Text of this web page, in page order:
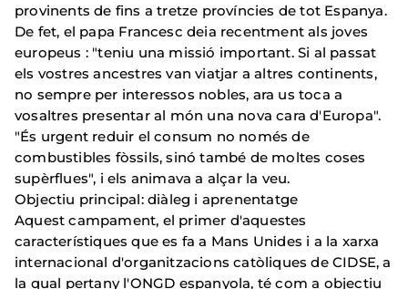
provinents de fins a tretze províncies de tot Espanya.
De fet, el papa Francesc deia recentment als joves
europeus : "teniu una missió important. Si al passat
els vostres ancestres van viatjar a altres continents,
no sempre per interessos nobles, ara us toca a
vosaltres presentar al món una nova cara d'Europa".
"És urgent reduir el consum no només de
combustibles fòssils, sinó també de moltes coses
supèrflues", i els animava a alçar la veu.
Objectiu principal: diàleg i aprenentatge
Aquest campament, el primer d'aquestes
característiques que es fa a Mans Unides i a la xarxa
internacional d'organitzacions catòliques de CIDSE, a
la qual pertany l'ONGD espanyola, té com a objectiu